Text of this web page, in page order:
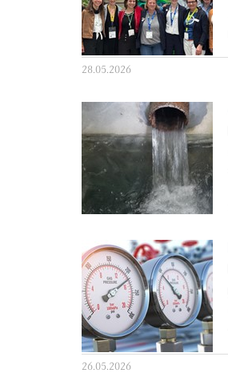
28.05.2026
26.05.2026